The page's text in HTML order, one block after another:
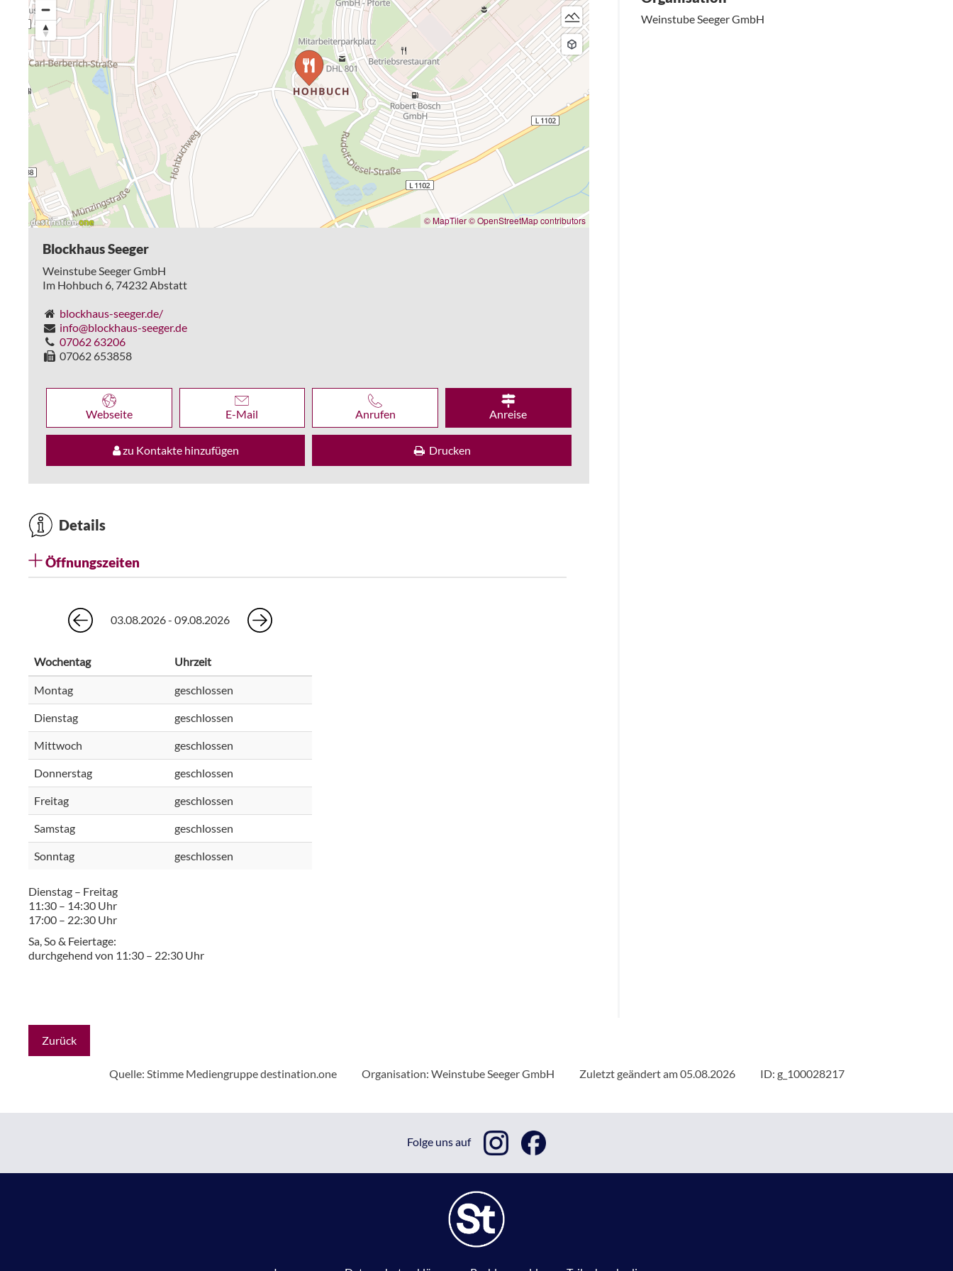
© MapTiler © OpenStreetMap contributors
Blockhaus Seeger
Weinstube Seeger GmbH
Im Hohbuch 6, 74232Abstatt
blockhaus-seeger.de/
info@blockhaus-seeger.de
07062 63206
07062 653858
Webseite E-Mail Anrufen Anreise
zu Kontakte hinzufügen Drucken
Details
Öffnungszeiten
03.08.2026 - 09.08.2026
Wochentag Uhrzeit
Montag geschlossen
Dienstag geschlossen
Mittwoch geschlossen
Donnerstag geschlossen
Freitag geschlossen
Samstag geschlossen
Sonntag geschlossen
Dienstag – Freitag
11:30 – 14:30 Uhr
17:00 – 22:30 Uhr
Sa, So & Feiertage:
durchgehend von 11:30 – 22:30 Uhr
Weinstube Seeger GmbH
Zurück
Quelle: Stimme Mediengruppedestination.one Organisation: Weinstube Seeger GmbH Zuletzt geändert am 05.08.2026 ID: g_100028217
Folge uns auf